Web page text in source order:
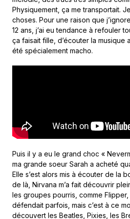
Physiquement, ça me transportait.
choses. Pour une raison que
12 ans, j’ai eu tendance à refouler
ça faisait fille, d’écouter la musique
été spécialement macho.
Puis il y a eu le grand choc «
ma grande soeur Sarah a acheté
Elle s’est alors mis à écouter de la
de là, Nirvana m’a fait découvrir
les groupes pourris, comme
défendait parfois, mais c’est à ce
découvert les Beatles, Pixies, les